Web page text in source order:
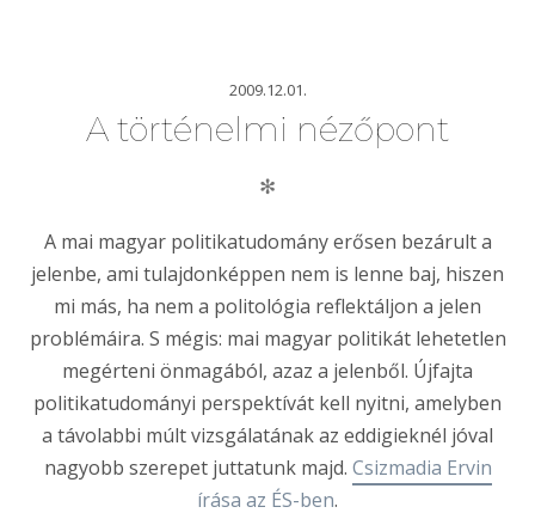
2009.12.01.
A történelmi nézőpont
✻
A mai magyar politikatudomány erősen bezárult a
jelenbe, ami tulajdonképpen nem is lenne baj, hiszen
mi más, ha nem a politológia reflektáljon a jelen
problémáira. S mégis: mai magyar politikát lehetetlen
megérteni önmagából, azaz a jelenből. Újfajta
politikatudományi perspektívát kell nyitni, amelyben
a távolabbi múlt vizsgálatának az eddigieknél jóval
nagyobb szerepet juttatunk majd. Csizmadia Ervin
írása az ÉS-ben.